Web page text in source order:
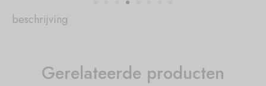
beschrijving
Gerelateerde producten